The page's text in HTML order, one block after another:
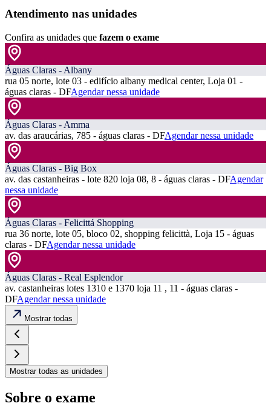
Atendimento nas unidades
Confira as unidades que fazem o exame
Águas Claras - Albany
rua 05 norte, lote 03 - edifício albany medical center, Loja 01 -
águas claras - DFAgendar nessa unidade
Águas Claras - Amma
av. das araucárias, 785 - águas claras - DFAgendar nessa unidade
Águas Claras - Big Box
av. das castanheiras - lote 820 loja 08, 8 - águas claras - DFAgendar
nessa unidade
Águas Claras - Felicittá Shopping
rua 36 norte, lote 05, bloco 02, shopping felicittà, Loja 15 - águas
claras - DFAgendar nessa unidade
Águas Claras - Real Esplendor
av. castanheiras lotes 1310 e 1370 loja 11 , 11 - águas claras -
DFAgendar nessa unidade
Mostrar todas
Mostrar todas as unidades
Sobre o exame